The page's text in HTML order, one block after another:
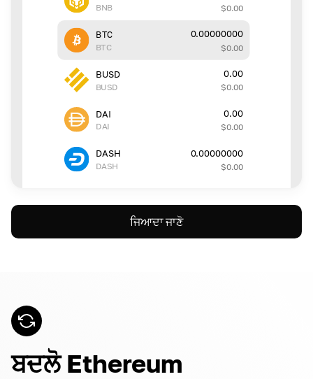
BNB $0.00
BTC
BTC
0.00000000
$0.00
BUSD
BUSD
0.00
$0.00
DAI
DAI
0.00
$0.00
DASH
DASH
0.00000000
$0.00
ਜਿਆਦਾ ਜਾਣੋ
ਬਦਲੋ Ethereum